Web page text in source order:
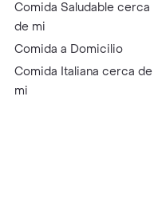
Comida Saludable cerca
de mi
Comida a Domicilio
Comida Italiana cerca de
mi